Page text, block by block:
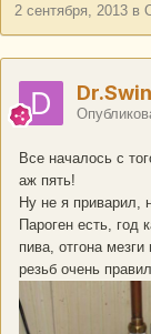
2 сентября, 2013 в
Все началось с
аж пять!
Ну не я приварил,
Пароген есть, год
пива, отгона
резьб очень